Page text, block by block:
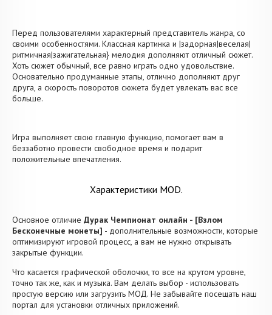
Перед пользователями характерный представитель жанра, со
своими особенностями. Классная картинка и |задорная|веселая|
ритмичная|зажигательная} мелодия дополняют отличный сюжет.
Хоть сюжет обычный, все равно играть одно удовольствие.
Основательно продуманные этапы, отлично дополняют друг
друга, а скорость поворотов сюжета будет увлекать вас все
больше.
Игра выполняет свою главную функцию, помогает вам в
беззаботно провести свободное время и подарит
положительные впечатления.
Характеристики MOD.
Основное отличие Дурак Чемпионат онлайн - [Взлом
Бесконечные монеты] - дополнительные возможности, которые
оптимизируют игровой процесс, а вам не нужно открывать
закрытые функции.
Что касается графической оболочки, то все на крутом уровне,
точно так же, как и музыка. Вам делать выбор - использовать
простую версию или загрузить МОД. Не забывайте посещать наш
портал для установки отличных приложений.